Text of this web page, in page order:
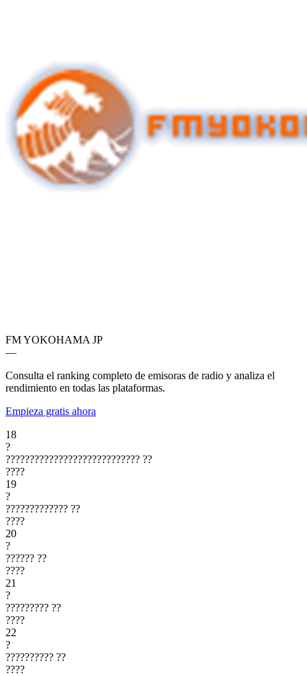
FM YOKOHAMA JP
—
Consulta el ranking completo de emisoras de radio y analiza el
rendimiento en todas las plataformas.
Empieza gratis ahora
18
?
???????????????????????????? ??
????
19
?
????????????? ??
????
20
?
?????? ??
????
21
?
????????? ??
????
22
?
?????????? ??
????